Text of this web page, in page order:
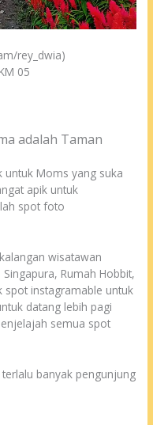
rey_dwia)
05
adalah Taman
untuk Moms yang suka
apik untuk
spot foto
wisatawan
Rumah Hobbit,
spot instagramable untuk
datang lebih pagi
semua spot
banyak pengunjung